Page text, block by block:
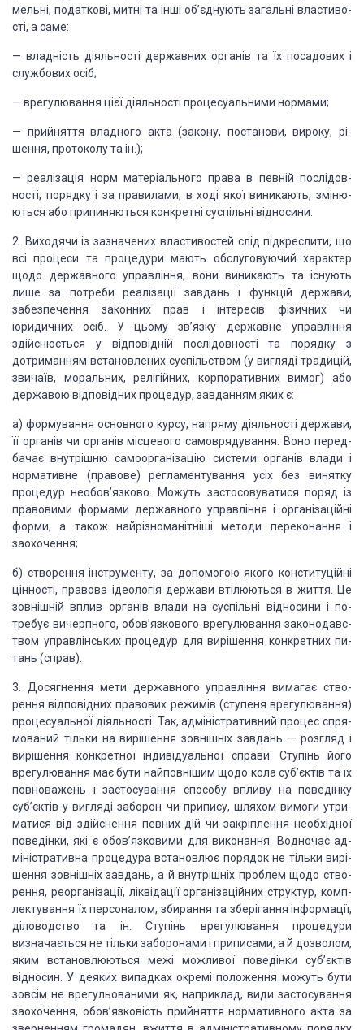
мельні, податкові, митні та інші об’єднують загальні властиво­
сті, а саме:
— владність діяльності державних органів та їх посадових і
службових осіб;
— врегулювання цієї діяльності процесуальними нормами;
— прийняття владного акта (закону, постанови, вироку, рі­
шення, протоколу та ін.);
— реалізація норм матеріального права в певній послідов­
ності, порядкуі за правилами, в ході якої виникають, зміню­
ються або припиняються конкретні суспільні відносини.
2. Виходячи із зазначених властивостей слід підкреслити, що
всі процеси та процедури мають обслуговуючий характер
щодо державного управління, вони виникають та існують
лише за потреби реалізації завдань і функцій держави,
забезпечення законних прав і інтересів фізичнихчи
юридичних осіб. У цьому зв’язку державне управління
здійснюється увідповідній послі­довності та порядку з
дотриманням встановлених суспільством (у вигляді традицій,
звичаїв, моральних, релігійних, корпора­тивних вимог) або
державою відповідних процедур, завданням яких є:
а) формування основного курсу, напряму діяльності держа­ви,
її органів чи органів місцевого самоврядування. Воно перед­
бачаєвнутрішню самоорганізацію системи органів влади і
нор­мативне (правове) регламентування усіх без винятку
процедур необов’язково. Можуть застосовуватися поряд із
правовими формами державного управління і організаційні
форми, а та­кож найрізноманітніші методи переконання і
заохочення;
б) створення інструменту, за допомогою якого конститу­ційні
цінності, правова ідеологія держави втілюються в життя. Це
зовнішній вплив органів влади на суспільні відносини і по­
требує вичерпного, обов’язкового врегулювання законодавс­
твом управлінських процедур для вирішення конкретних пи­
тань (справ).
3. Досягнення мети державного управління вимагає ство­
рення відповідних правових режимів (ступеня врегулювання)
процесуальної діяльності. Так,адміністративний процес спря­
мований тільки на вирішення зовнішніх завдань — розгляд і
вирішення конкретної індивідуальної справи. Ступінь його
врегулювання має бути найповнішим щодо кола суб’єктів та їх
повноважень і застосування способу впливу на поведінку
суб’єктів у вигляді заборон чи припису, шляхом вимоги утри­
матися від здійснення певних дій чи закріплення необхідної
поведінки, які є обов’язковими для виконання. Водночас ад­
міністративна процедура встановлює порядок не тільки вирі­
шення зовнішніх завдань, а й внутрішніх проблем щодо ство­
рення, реорганізації, ліквідації організаційних структур, комп­
лектування їхперсоналом, збирання та зберігання інформації,
діловодство та ін. Ступінь врегулювання процедури
визначаєть­ся не тільки заборонами і приписами, а й дозволом,
яким вста­новлюються межі можливої поведінки суб’єктів
відносин. У деяких випадках окремі положення можуть бути
зовсім не вре­гульованими як, наприклад, види застосування
заохочення, обов’язковість прийняття нормативного акта за